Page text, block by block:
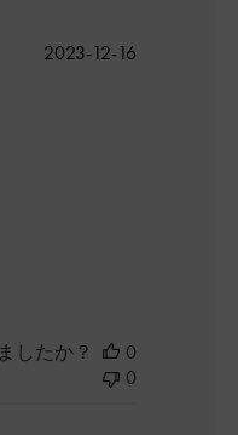
公
2023-12-16
したか？
0
0